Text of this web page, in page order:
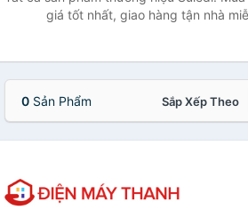
giá tốt nhất, giao hàng tận nhà
0 Sản Phẩm Sắp Xếp Theo